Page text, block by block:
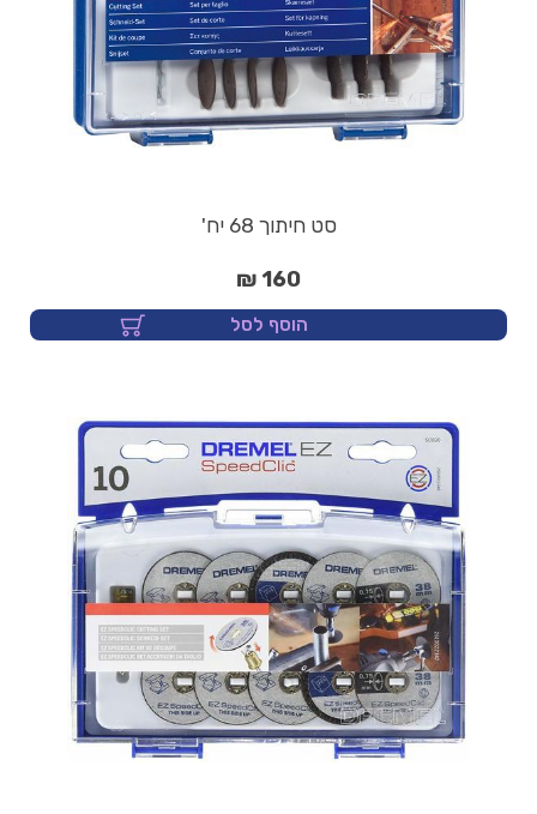
סט חיתוך 68 יח'
160 ₪
הוסף לסל